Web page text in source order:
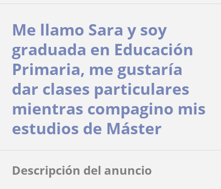
Me llamo Sara y soy
graduada en Educación
Primaria, me gustaría
dar clases particulares
mientras compagino mis
estudios de Máster
Descripción del anuncio